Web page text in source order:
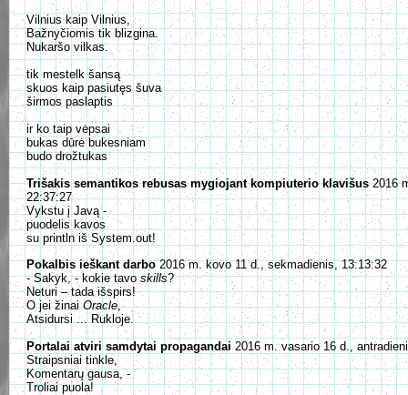
Vilnius kaip Vilnius,
Bažnyčiomis tik blizgina.
Nukaršo vilkas.
tik mestelk šansą
skuos kaip pasiutęs šuva
širmos paslaptis
ir ko taip vėpsai
bukas dūrė bukesniam
budo drožtukas
Trišakis semantikos rebusas mygiojant kompiuterio klavišus2016
22:37:27
Vykstu į Javą -
puodelis kavos
su println iš System.out!
Pokalbis ieškant darbo2016 m. kovo 11 d., sekmadienis, 13:13:32
- Sakyk, - kokie tavoskills?
Neturi – tada išspirs!
O jei žinaiOracle,
Atsidursi ... Rukloje.
Portalai atviri samdytai propagandai 2016 m. vasario 16 d.,
Straipsniai tinkle,
Komentarų gausa, -
Troliai puola!